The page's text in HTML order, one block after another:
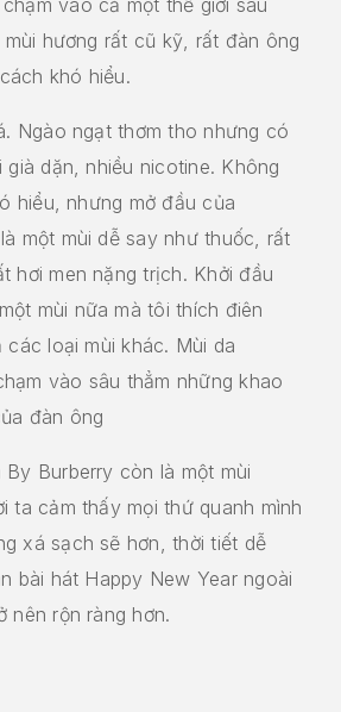
mùi hương rất cũ kỹ, rất đàn ông
khó hiểu.
Ngào ngạt thơm tho nhưng có
dặn, nhiều nicotine. Không
hiểu, nhưng mở đầu của
một mùi dễ say như thuốc, rất
hơi men nặng trịch. Khởi đầu
mùi nữa mà tôi thích điên
loại mùi khác. Mùi da
vào sâu thẳm những khao
đàn ông
Burberry còn là một mùi
ta cảm thấy mọi thứ quanh mình
xá sạch sẽ hơn, thời tiết dễ
bài hát Happy New Year ngoài
nên rộn ràng hơn.